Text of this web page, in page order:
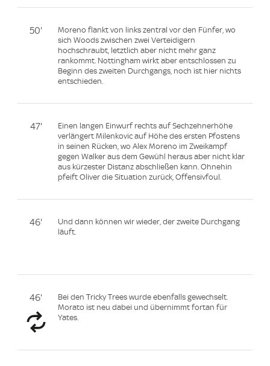
50'
Moreno flankt von links zentral vor den Fünfer, wo
sich Woods zwischen zwei Verteidigern
hochschraubt, letztlich aber nicht mehr ganz
rankommt. Nottingham wirkt aber entschlossen zu
Beginn des zweiten Durchgangs, noch ist hier nichts
entschieden.
47'
Einen langen Einwurf rechts auf Sechzehnerhöhe
verlängert Milenkovic auf Höhe des ersten Pfostens
in seinen Rücken, wo Alex Moreno im Zweikampf
gegen Walker aus dem Gewühl heraus aber nicht klar
aus kürzester Distanz abschließen kann. Ohnehin
pfeift Oliver die Situation zurück, Offensivfoul.
46'
Und dann können wir wieder, der zweite Durchgang
läuft.
46'
Bei den Tricky Trees wurde ebenfalls gewechselt.
Morato ist neu dabei und übernimmt fortan für
Yates.